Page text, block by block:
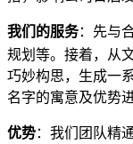
我们的服务：先与
规划等。接着，从
巧妙构思，生成一
名字的寓意及优势
优势：我们团队精